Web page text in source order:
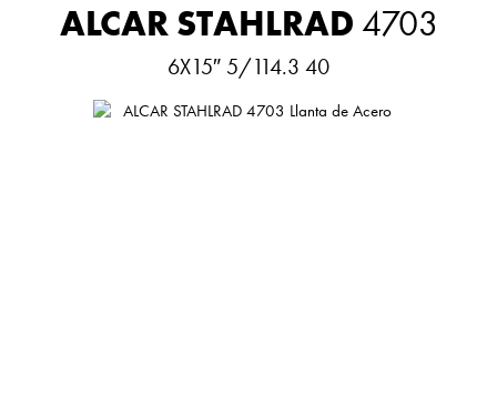
ALCAR STAHLRAD 4703
6X15″ 5/114.3 40